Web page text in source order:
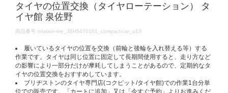
タイヤの位置交換（タイヤローテーション） タ
イヤ館 泉佐野
DETAILS
商品番号 rotation-tire_JSH5470101_compact-car_u13
履いているタイヤの位置を交換（前輪と後輪を入れ替える等）する
作業です。タイヤは同じ位置に固定して長期間使用すると、走り方など
の影響により一部分だけが摩耗してしまうことがあるので、定期的なタ
イヤの位置交換をおすすめしています。
ブリヂストンのタイヤ専門店(コクピット/タイヤ館)での作業1台分単